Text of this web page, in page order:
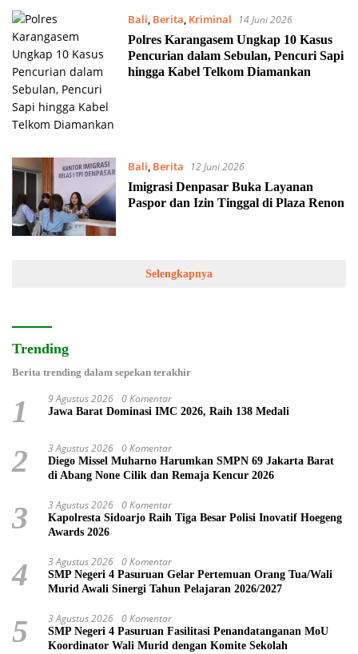
Bali, Berita, Kriminal
14 Juni 2026
Polres Karangasem Ungkap 10 Kasus
Pencurian dalam Sebulan, Pencuri Sapi
hingga Kabel Telkom Diamankan
Bali, Berita
12 Juni 2026
Imigrasi Denpasar Buka Layanan
Paspor dan Izin Tinggal di Plaza Renon
Selengkapnya
Trending
Berita trending dalam sepekan terakhir
1 9 Agustus 2026 0 Komentar
Jawa Barat Dominasi IMC 2026, Raih 138 Medali
2 3 Agustus 2026 0 Komentar
Diego Missel Muharno Harumkan SMPN 69 Jakarta Barat
di Abang None Cilik dan Remaja Kencur 2026
3 3 Agustus 2026 0 Komentar
Kapolresta Sidoarjo Raih Tiga Besar Polisi Inovatif Hoegeng
Awards 2026
4 3 Agustus 2026 0 Komentar
SMP Negeri 4 Pasuruan Gelar Pertemuan Orang Tua/Wali
Murid Awali Sinergi Tahun Pelajaran 2026/2027
5 3 Agustus 2026 0 Komentar
SMP Negeri 4 Pasuruan Fasilitasi Penandatanganan MoU
Koordinator Wali Murid dengan Komite Sekolah